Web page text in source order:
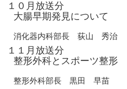
１０月放送分
大腸早期発見について
消化器内科部長 荻山 秀治
１１月放送分
整形外科とスポーツ整形
整形外科部長 黒田 早苗